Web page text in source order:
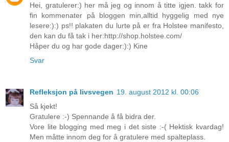
Hei, gratulerer:) her må jeg og innom å titte igjen. takk for
fin kommenater på bloggen min,alltid hyggelig med nye
lesere:):) ps!! plakaten du lurte på er fra Holstee manifesto,
den kan du få tak i her:http://shop.holstee.com/
Håper du og har gode dager:):) Kine
Svar
Refleksjon på livsvegen 19. august 2012 kl. 00:06
Så kjekt!
Gratulere :-) Spennande å få bidra der.
Vore lite blogging med meg i det siste :-( Hektisk kvardag!
Men måtte innom deg for å gratulere med spalteplass.